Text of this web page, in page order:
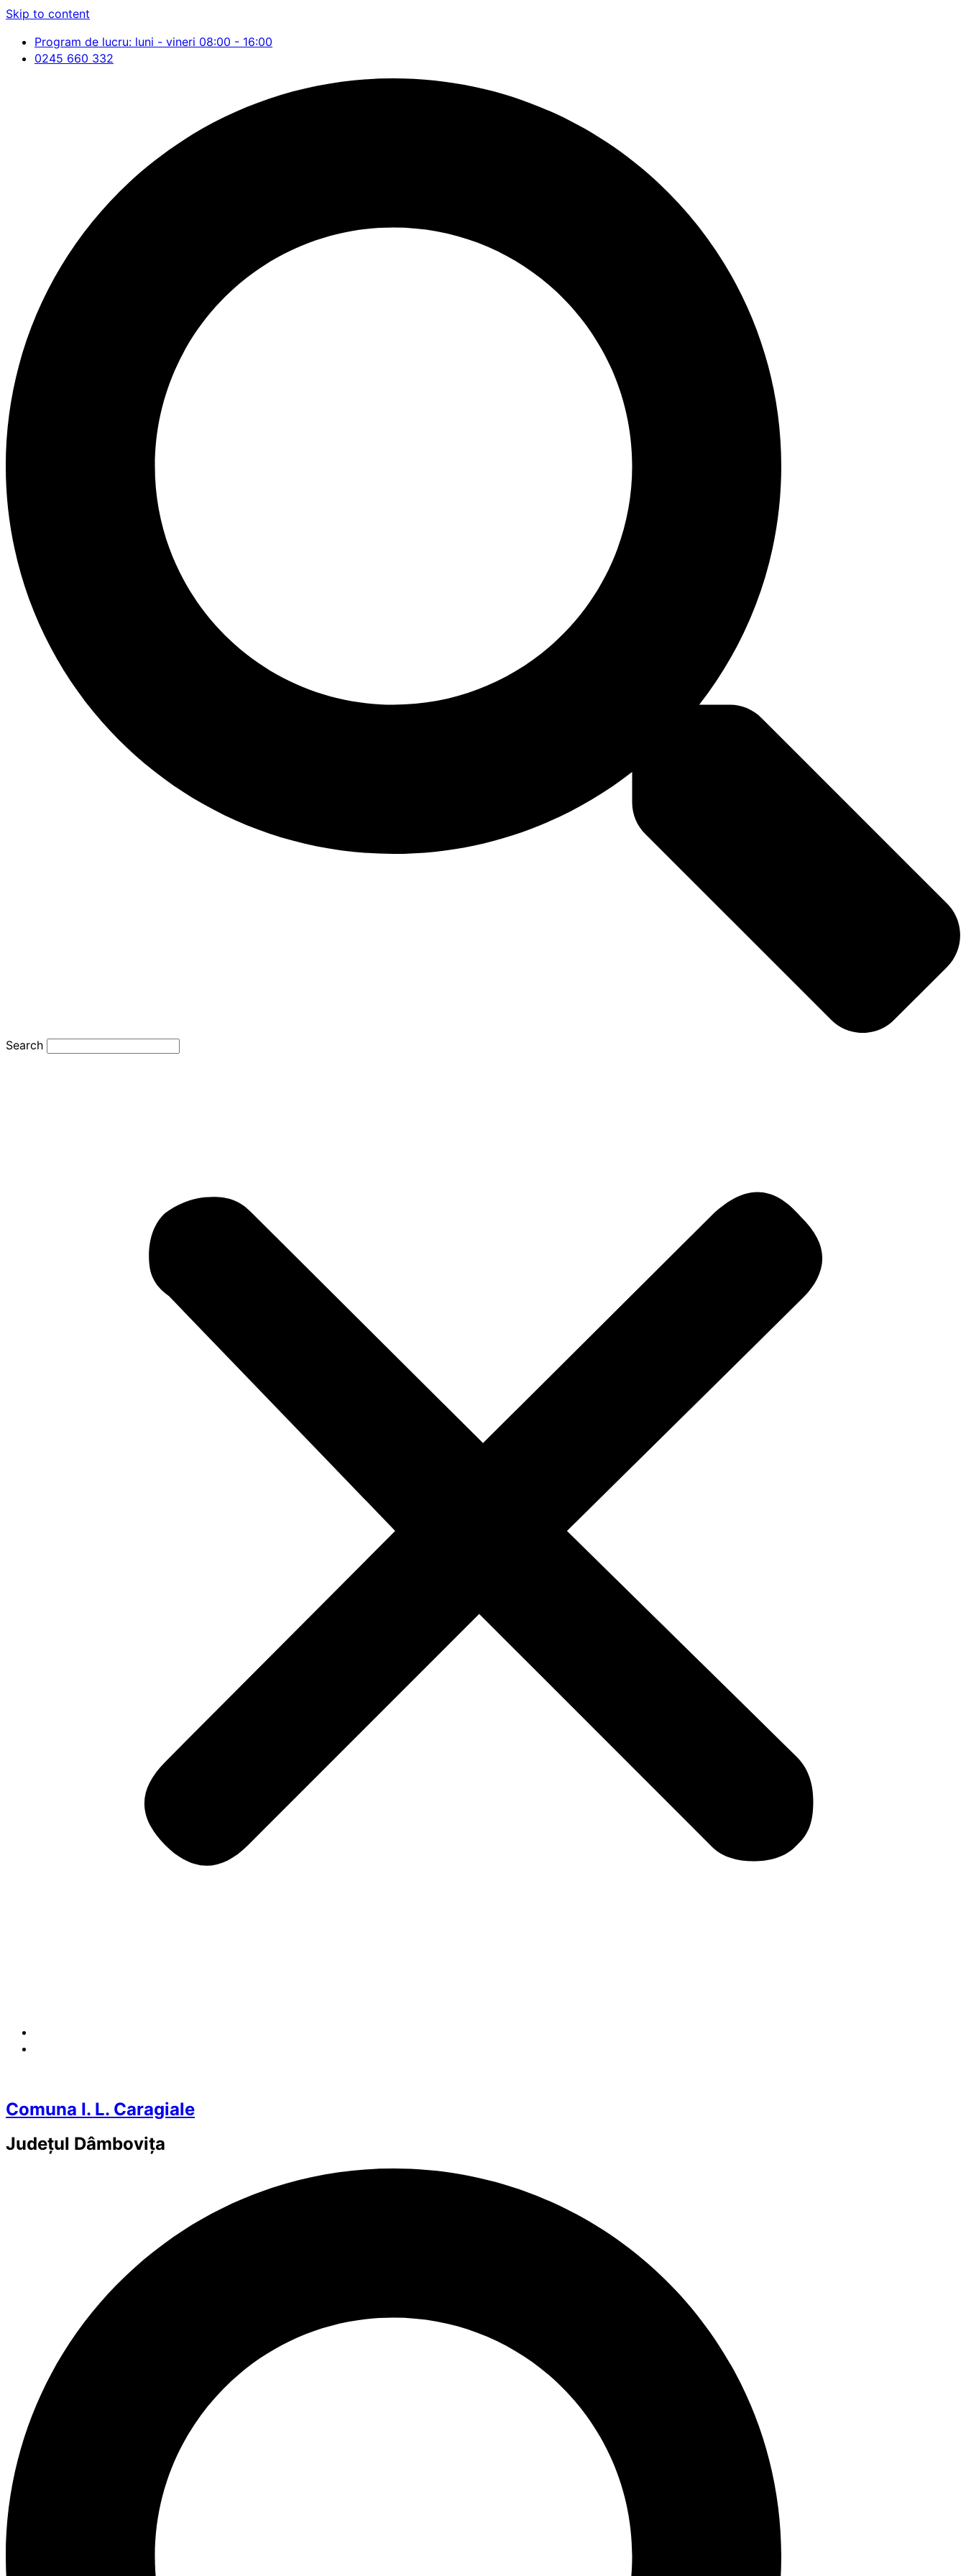
Skip to content
Program de lucru: luni - vineri 08:00 - 16:00
0245 660 332
Search
Comuna I. L. Caragiale
Județul Dâmbovița